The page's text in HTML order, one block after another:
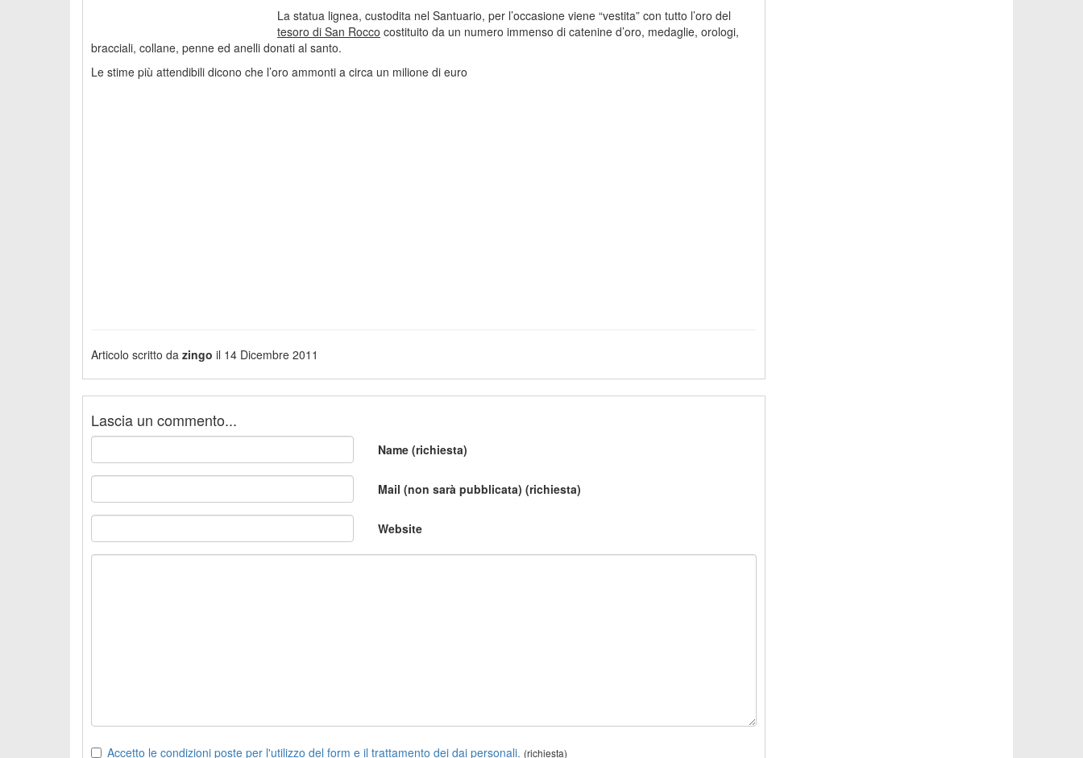
La statua lignea, custodita nel Santuario, per l’occasione viene “vestita” con tutto l’oro del
tesoro di San Rocco costituito da un numero immenso di catenine d’oro, medaglie, orologi,
bracciali, collane, penne ed anelli donati al santo.
Le stime più attendibili dicono che l’oro ammonti a circa un milione di euro
Articolo scritto da zingo il 14 Dicembre 2011
Lascia un commento...
Name (richiesta)
Mail (non sarà pubblicata) (richiesta)
Website
Accetto le condizioni poste per l'utilizzo del form e il trattamento dei dai personali. (richiesta)